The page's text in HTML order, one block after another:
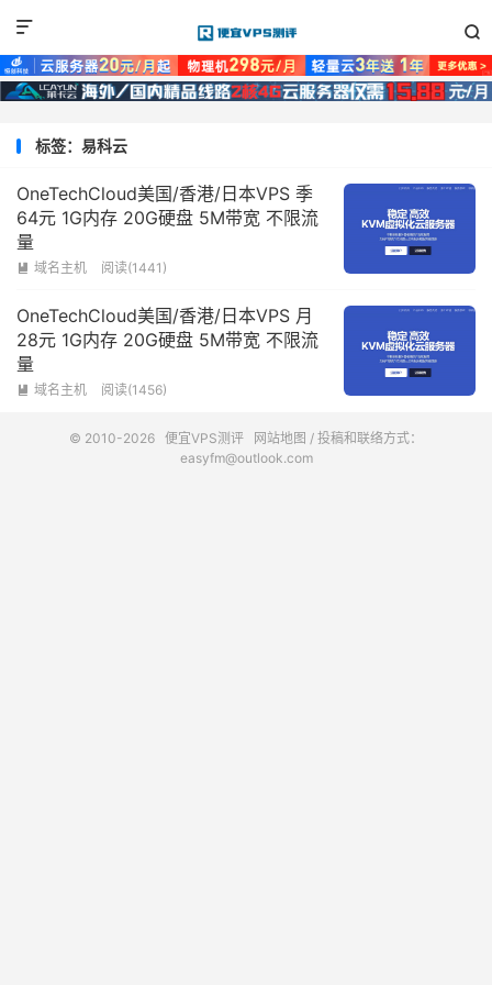


标签：易科云
OneTechCloud美国/香港/日本VPS 季
64元 1G内存 20G硬盘 5M带宽 不限流
量
 域名主机 阅读(1441)
OneTechCloud美国/香港/日本VPS 月
28元 1G内存 20G硬盘 5M带宽 不限流
量
 域名主机 阅读(1456)
© 2010-2026 便宜VPS测评 网站地图 / 投稿和联络方式：
easyfm@outlook.com